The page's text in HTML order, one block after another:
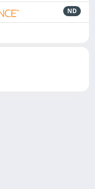
ND